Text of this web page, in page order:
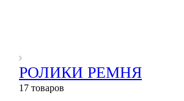
РОЛИКИ РЕМНЯ
17 товаров